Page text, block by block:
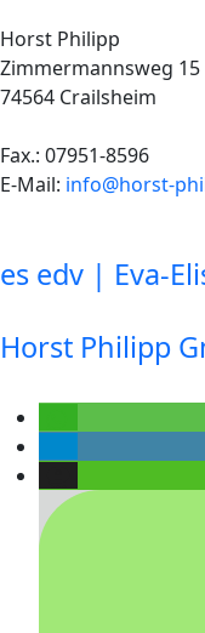
Horst Philipp
Zimmermannsweg 15
74564 Crailsheim
Fax.: 07951-8596
E-Mail: info@horst-
es edv | Eva-
Horst Philipp